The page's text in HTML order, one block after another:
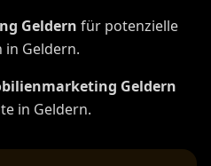
Geldern für potenzielle
in Geldern.
Geldern
in Geldern.